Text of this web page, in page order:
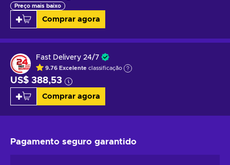
Preço mais baixo
Comprar agora
Fast Delivery 24/7
9.76 Excelente classificação
US$ 388,53
Comprar agora
Pagamento seguro garantido